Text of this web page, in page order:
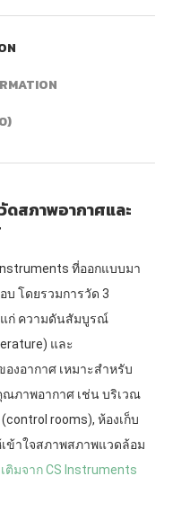
ดสภาพอากาศและ
ที่ออกแบบมา
บ โดยรวมการวัด 3
แก่ ความดันสัมบูรณ์
และ
งอากาศ เหมาะสำหรับ
ภาพอากาศ เช่น บริเวณ
rooms), ห้องเก็บ
เข้าใจสภาพสภาพแวดล้อม
ติมจาก CS Instruments